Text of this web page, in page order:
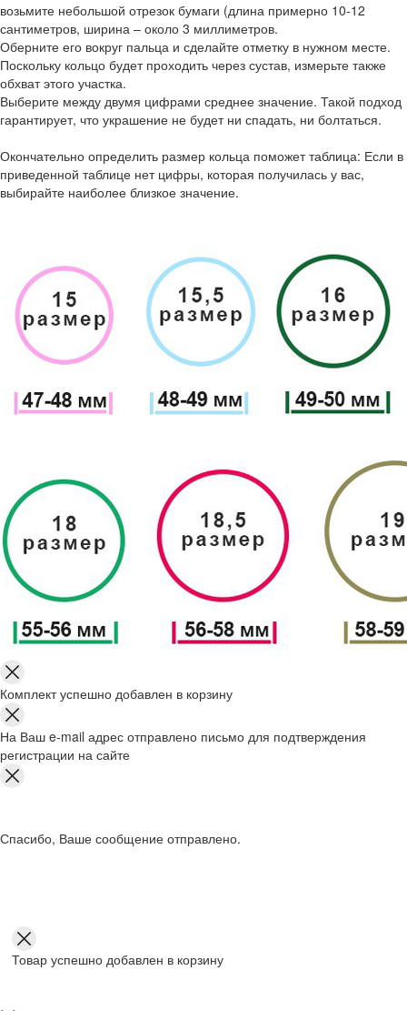
возьмите небольшой отрезок бумаги (длина примерно 10-12
сантиметров, ширина – около 3 миллиметров.
Оберните его вокруг пальца и сделайте отметку в нужном месте.
Поскольку кольцо будет проходить через сустав, измерьте также
обхват этого участка.
Выберите между двумя цифрами среднее значение. Такой подход
гарантирует, что украшение не будет ни спадать, ни болтаться.
Окончательно определить размер кольца поможет таблица: Если в
приведенной таблице нет цифры, которая получилась у вас,
выбирайте наиболее близкое значение.
Комплект успешно добавлен в корзину
На Ваш e-mail адрес отправлено письмо для подтверждения
регистрации на сайте
Спасибо, Ваше сообщение отправлено.
Товар успешно добавлен в корзину